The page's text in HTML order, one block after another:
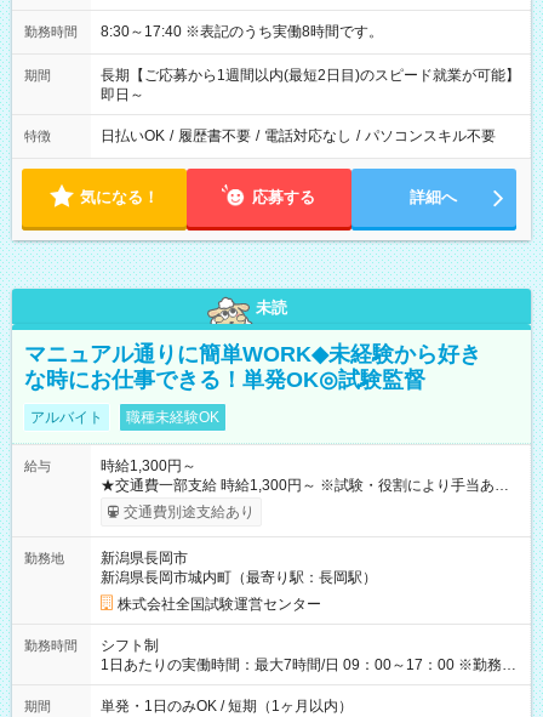
勤務時間 8:30～17:40 ※表記のうち実働8時間です。
期間
長期【ご応募から1週間以内(最短2日目)のスピード就業が可能】
即日～
特徴 日払いOK / 履歴書不要 / 電話対応なし / パソコンスキル不要
気になる！ 応募する 詳細へ
未読
マニュアル通りに簡単WORK◆未経験から好き
な時にお仕事できる！単発OK◎試験監督
アルバイト 職種未経験OK
給与
時給1,300円～
★交通費一部支給 時給1,300円～ ※試験・役割により手当あり
※勤務回数により昇給あり 【即給（前払い）オプションあ
り！】 希望される場合、勤務から1週間ほどで給与の一部を受け
例】 ・河合塾模擬試験 8:30～17:30（休憩1時間） 時給1,300円
×8時間＝日収10,400円＋交通費 ※当日の役割により時給＋100
円の場合あり ・国家試験 7:00～13:30（休憩なし） 時給1,300
円（役割手当＋100円）×6時間＝日収8,400円＋交通費 【試用期
間】試用期間なし
交通費別途支給あり
勤務地
新潟県長岡市
新潟県長岡市城内町（最寄り駅：長岡駅）
株式会社全国試験運営センター
勤務時間
シフト制
1日あたりの実働時間：最大7時間/日 09：00～17：00 ※勤務時
間は 試験により異なります。
期間 単発・1日のみOK / 短期（1ヶ月以内）